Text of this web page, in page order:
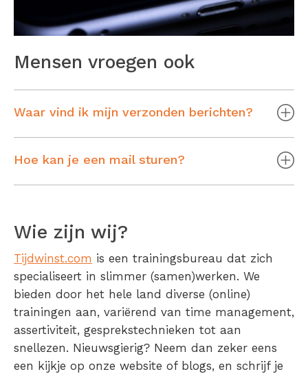
Mensen vroegen ook
Waar vind ik mijn verzonden berichten?
Hoe kan je een mail sturen?
Wie zijn wij?
Tijdwinst.com is een trainingsbureau dat zich
specialiseert in slimmer (samen)werken. We
bieden door het hele land diverse (online)
trainingen aan, variërend van time management,
assertiviteit, gesprekstechnieken tot aan
snellezen. Nieuwsgierig? Neem dan zeker eens
een kijkje op onze website of blogs, en schrijf je